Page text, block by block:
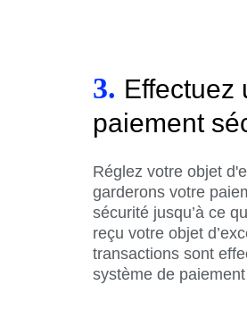
3. Effectuez
paiement
Réglez votre objet
garderons votre
sécurité jusqu’à ce
reçu votre objet
transactions sont
système de